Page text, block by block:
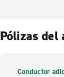
Pólizas del
Conductor